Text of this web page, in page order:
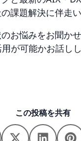
課題解決に伴走い
お悩みをお聞か
が可能かお話し
この投稿を共有